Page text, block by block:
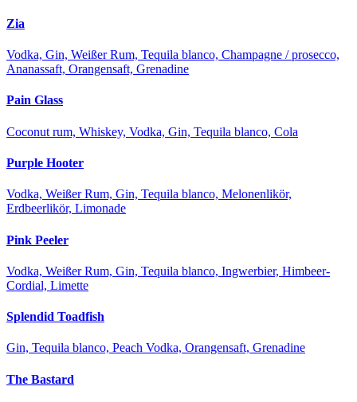
Zia
Vodka, Gin, Weißer Rum, Tequila blanco, Champagne / prosecco,
Ananassaft, Orangensaft, Grenadine
Pain Glass
Coconut rum, Whiskey, Vodka, Gin, Tequila blanco, Cola
Purple Hooter
Vodka, Weißer Rum, Gin, Tequila blanco, Melonenlikör,
Erdbeerlikör, Limonade
Pink Peeler
Vodka, Weißer Rum, Gin, Tequila blanco, Ingwerbier, Himbeer-
Cordial, Limette
Splendid Toadfish
Gin, Tequila blanco, Peach Vodka, Orangensaft, Grenadine
The Bastard